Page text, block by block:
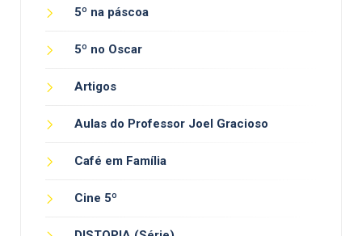
5º na páscoa
5º no Oscar
Artigos
Aulas do Professor Joel Gracioso
Café em Família
Cine 5º